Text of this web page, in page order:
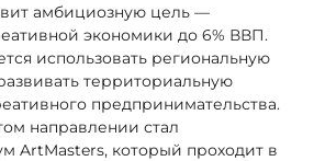
амбициозную цель —
экономики до 6% ВВП.
использовать региональную
территориальную
предпринимательства.
направлении стал
ArtMasters, который проходит в